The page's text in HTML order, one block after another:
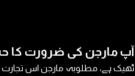
آپ مارجن کی ضرورت کا
ٹھیک ہے، مطلوبہ مارجن اس تجارت